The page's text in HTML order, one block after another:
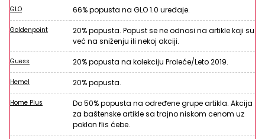
GLO 66% popusta na GLO 1.0 uređaje.
Goldenpoint
20% popusta. Popust se ne odnosi na artikle koji su
već na sniženju ili nekoj akciji.
Guess 20% popusta na kolekciju Proleće/Leto 2019.
Hemel 20% popusta.
Home Plus
Do 50% popusta na određene grupe artikla. Akcija
za baštenske artikle sa trajno niskom cenom uz
poklon flis ćebe.